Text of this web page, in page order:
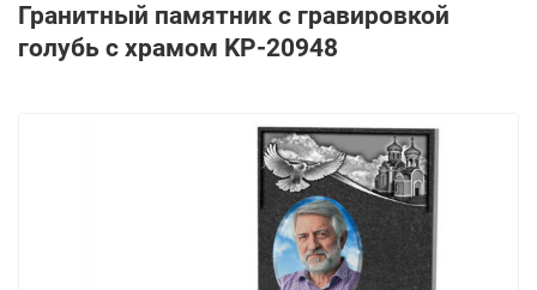
Гранитный памятник с гравировкой
голубь с храмом KP-20948